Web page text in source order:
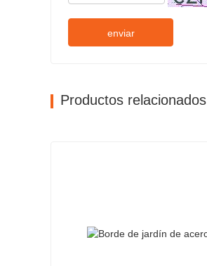
enviar
Productos relacionados